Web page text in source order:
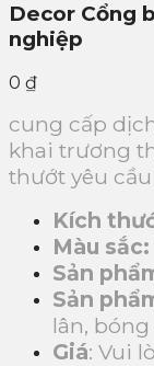
Decor Cổng
nghiệp
0 ₫
cung cấp
khai trương
thướt yêu
Kích
Màu sắc:
Sản
Sản
lân,
Giá: Vui